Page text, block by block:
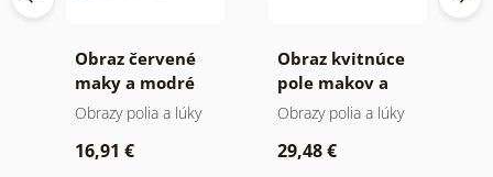
Obraz červené
maky a modré
chrpy
Obrazy polia a lúky
16,91 €
Obraz kvitnúce
pole makov a
chrp
Obrazy polia a lúky
29,48 €